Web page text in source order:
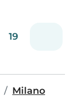
19
Milano